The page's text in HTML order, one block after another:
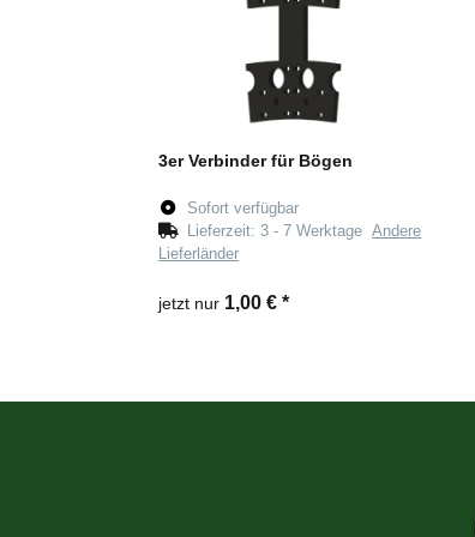
3er Verbinder für Bögen
Sofort verfügbar
Lieferzeit:3 - 7 WerktageAndere
Lieferländer
jetzt nur 1,00 € *